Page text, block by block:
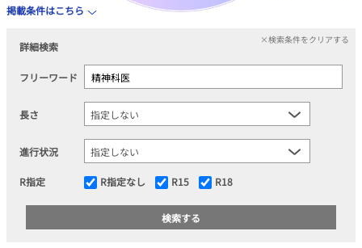
掲載条件はこちら
詳細検索
×検索条件をクリアする
フリーワード
長さ
進行状況
R指定 R指定なし R15 R18